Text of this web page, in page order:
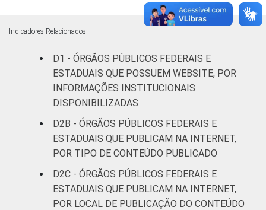
83 81
Fonte: CGI.br/NIC.br, Centro Regional de
Estudos para o Desenvolvimento da
Sociedade da Informação (Cetic.br),
Pesquisa sobre o uso das tecnologias de
informação e comunicação no setor público
brasileiro - TIC Governo Eletrônico 2019.
Indicadores Relacionados
D1 - ÓRGÃOS PÚBLICOS FEDERAIS E
ESTADUAIS QUE POSSUEM WEBSITE, POR
INFORMAÇÕES INSTITUCIONAIS
DISPONIBILIZADAS
D2B - ÓRGÃOS PÚBLICOS FEDERAIS E
ESTADUAIS QUE PUBLICAM NA INTERNET,
POR TIPO DE CONTEÚDO PUBLICADO
D2C - ÓRGÃOS PÚBLICOS FEDERAIS E
ESTADUAIS QUE PUBLICAM NA INTERNET,
POR LOCAL DE PUBLICAÇÃO DO CONTEÚDO